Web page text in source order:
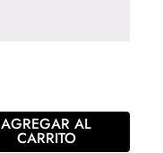
AGREGAR AL
CARRITO